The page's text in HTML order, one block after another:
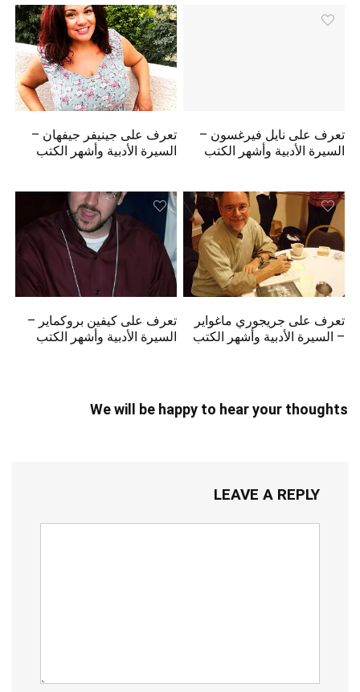
تعرف على نايل فيرغسون –
السيرة الأدبية وأشهر الكتب
تعرف على جينيفر جيفهان –
السيرة الأدبية وأشهر الكتب
تعرف على جريجوري ماغواير
– السيرة الأدبية وأشهر الكتب
تعرف على كيفين بروكماير –
السيرة الأدبية وأشهر الكتب
We will be happy to hear your thoughts
LEAVE A REPLY